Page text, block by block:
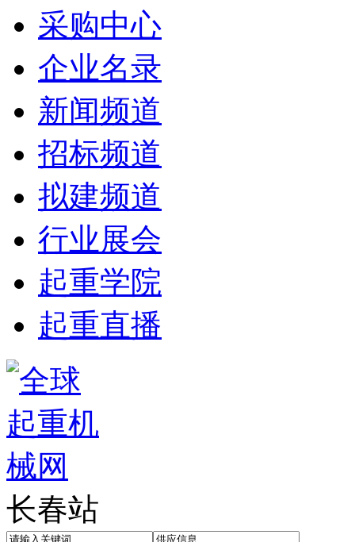
采购中心
企业名录
新闻频道
招标频道
拟建频道
行业展会
起重学院
起重直播
长春站